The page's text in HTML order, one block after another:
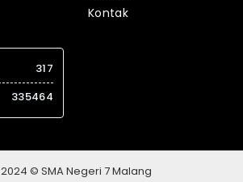
317
335464
Kontak
2024 © SMA Negeri 7 Malang